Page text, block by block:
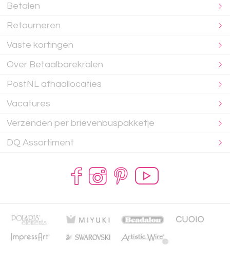
Betalen
Retourneren
Vaste kortingen
Over Betaalbarekralen
PostNL afhaallocaties
Vacatures
Verzenden per brievenbuspakketje
DQ Assortiment